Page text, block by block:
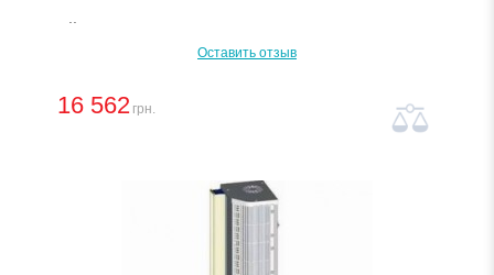
Оставить отзыв
16 562 грн.